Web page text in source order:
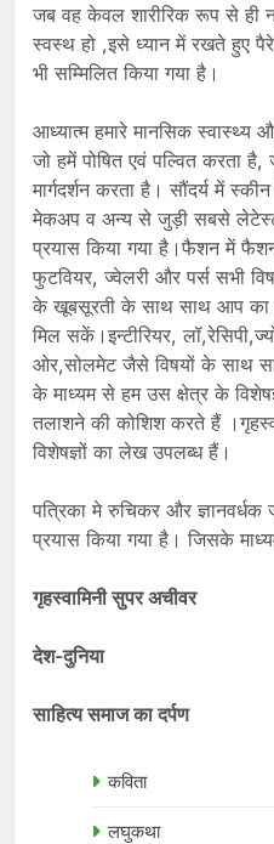
जब वह केवल शारीरिक रूप से ही
स्वस्थ हो ,इसे ध्यान में रखते हुए
भी सम्मिलित किया गया है।
आध्यात्म हमारे मानसिक
जो हमें पोषित एवं पल्वित करता
मार्गदर्शन करता है। सौंदर्य में
मेकअप व अन्य से जुड़ी सबसे लेटेस्ट
प्रयास किया गया है।फैशन में
फुटवियर, ज्वेलरी और पर्स सभी
के खूबसूरती के साथ साथ आप का
मिल सकें।इन्टीरियर,
ओर,सोलमेट जैसे विषयों के साथ
के माध्यम से हम उस क्षेत्र के
तलाशने की कोशिश करते हैं
विशेषज्ञों का लेख उपलब्ध हैं।
पत्रिका मे रुचिकर और
प्रयास किया गया है। जिसके
गृहस्वामिनी सुपर अचीवर
देश-दुनिया
साहित्य समाज का दर्पण
कविता
लघुकथा